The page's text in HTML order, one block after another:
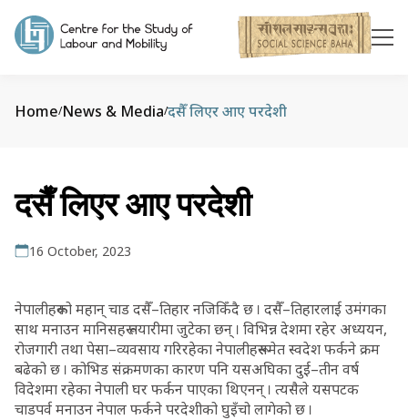
Home/News & Media/दसैँ लिएर आए परदेशी
दसैँ लिएर आए परदेशी
16 October, 2023
नेपालीहरूको महान् चाड दसैँ–तिहार नजिकिँदै छ । दसैँ–तिहारलाई उमंगका
साथ मनाउन मानिसहरू तयारीमा जुटेका छन् । विभिन्न देशमा रहेर अध्ययन,
रोजगारी तथा पेसा–व्यवसाय गरिरहेका नेपालीहरूसमेत स्वदेश फर्कने क्रम
बढेको छ । कोभिड संक्रमणका कारण पनि यसअघिका दुई–तीन वर्ष
विदेशमा रहेका नेपाली घर फर्कन पाएका थिएनन् । त्यसैले यसपटक
चाडपर्व मनाउन नेपाल फर्कने परदेशीको घुइँचो लागेको छ ।